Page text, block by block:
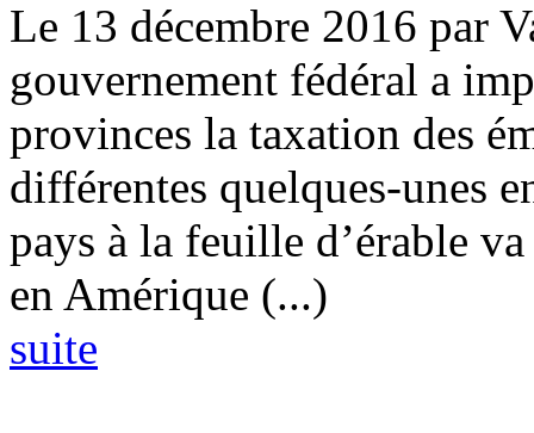
Le 13 décembre 2016 par
gouvernement fédéral a
provinces la taxation des
différentes quelques-unes
pays à la feuille d’érable
en Amérique (...)
suite